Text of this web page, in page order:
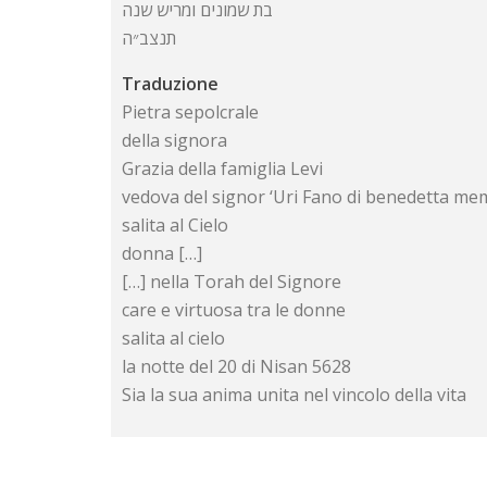
בת שמונים ומריש שנה
תנצב״ה
Traduzione
Pietra sepolcrale
della signora
Grazia della famiglia Levi
vedova del signor ‘Uri Fano di benedetta
salita al Cielo
donna […]
[…] nella Torah del Signore
care e virtuosa tra le donne
salita al cielo
la notte del 20 di Nisan 5628
Sia la sua anima unita nel vincolo della vita